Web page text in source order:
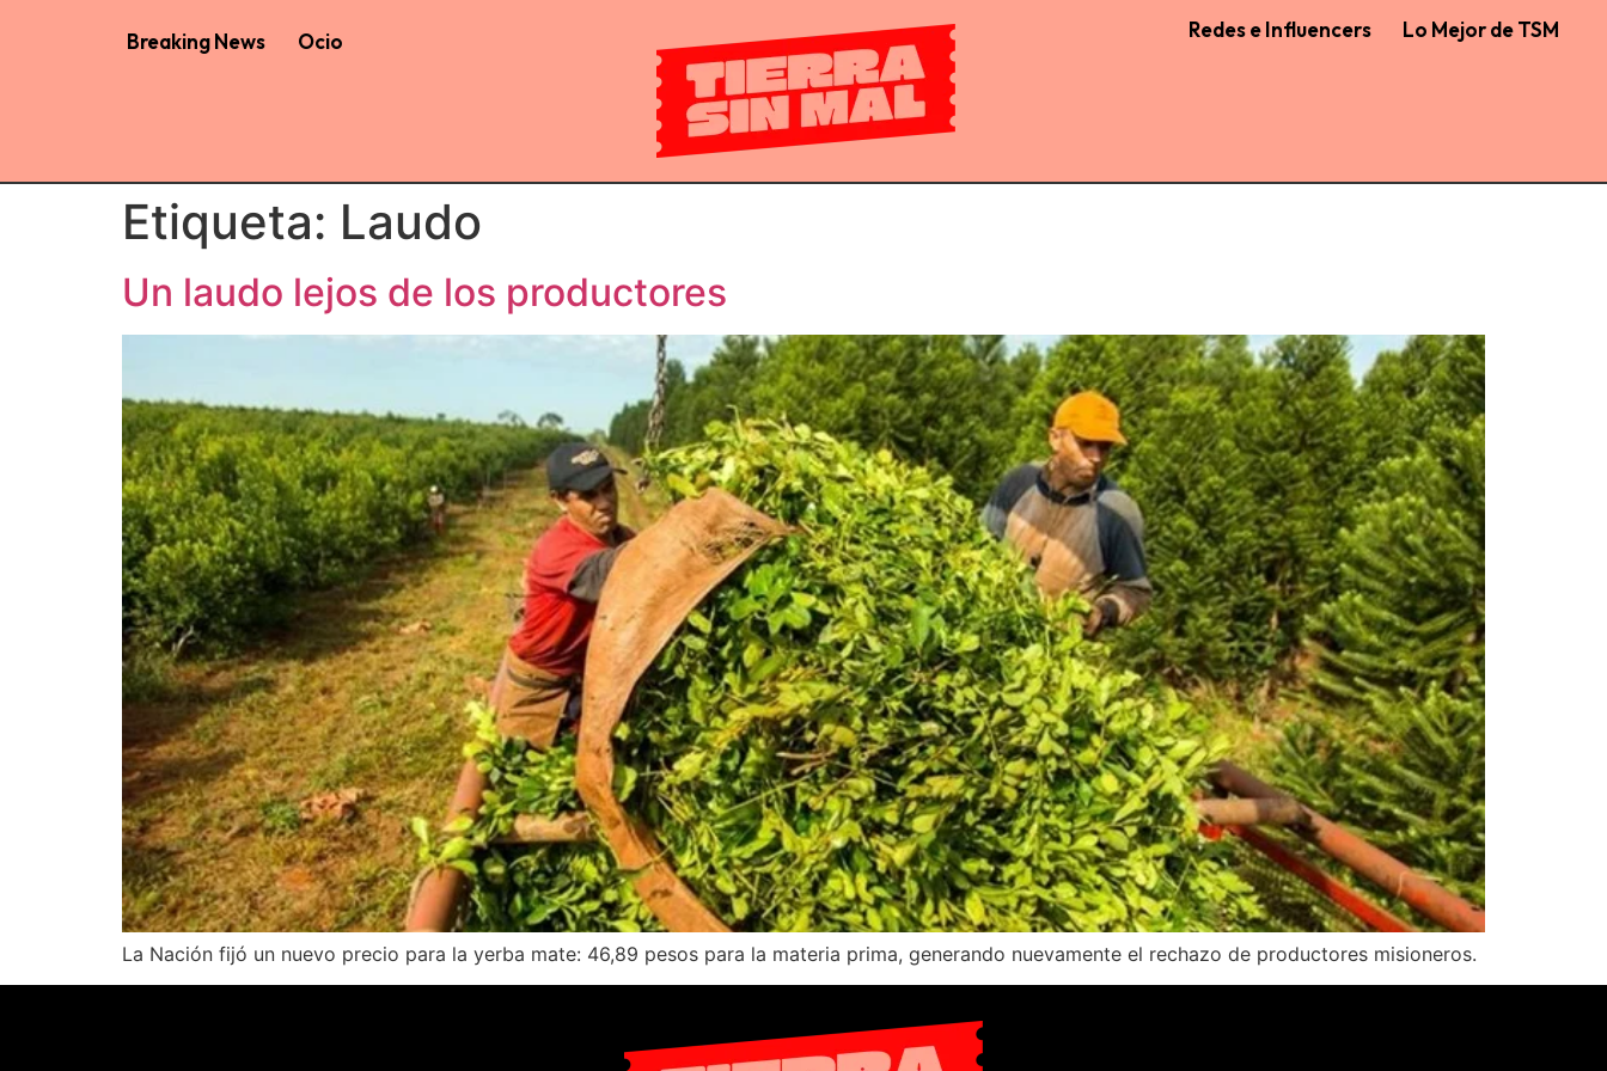
Breaking News Ocio Redes e Influencers Lo Mejor de TSM
Etiqueta: Laudo
Un laudo lejos de los productores
La Nación fijó un nuevo precio para la yerba mate: 46,89 pesos para la materia prima, generando nuevamente el rechazo de productores misioneros.